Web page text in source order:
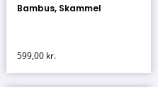
Bambus, Skammel
599,00 kr.